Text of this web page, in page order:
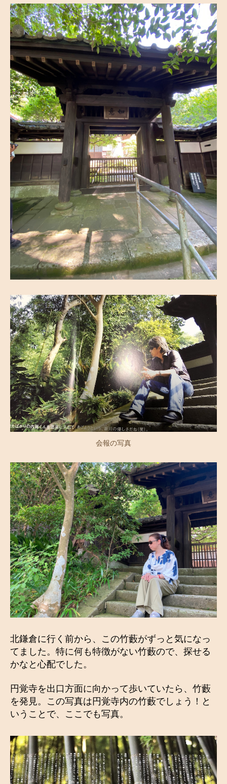
会報の写真
北鎌倉に行く前から、この竹藪がずっと気になっ
てました。特に何も特徴がない竹藪ので、探せる
かなと心配でした。
円覚寺を出口方面に向かって歩いていたら、竹藪
を発見。この写真は円覚寺内の竹藪でしょう！と
いうことで、ここでも写真。